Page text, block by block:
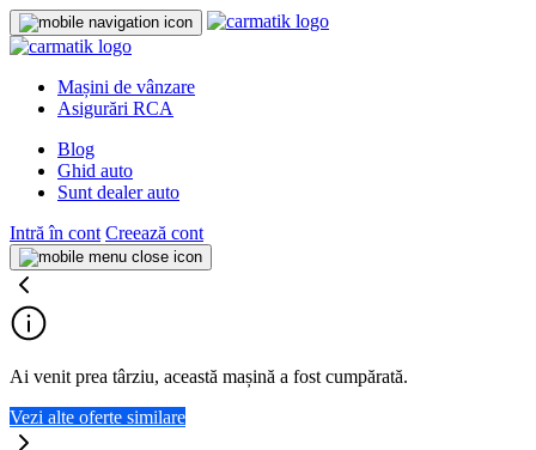
Mașini de vânzare
Asigurări RCA
Blog
Ghid auto
Sunt dealer auto
Intră în cont Creează cont
Ai venit prea târziu, această mașină a fost cumpărată.
Vezi alte oferte similare